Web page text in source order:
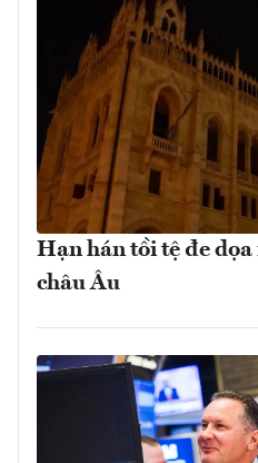
Hạn hán tồi tệ đe
châu Âu